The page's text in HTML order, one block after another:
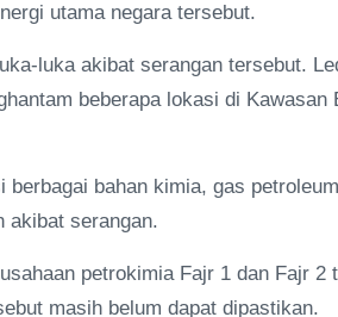
utama negara tersebut.
luka akibat serangan tersebut.
beberapa lokasi di Kawasan
bahan kimia, gas
akibat serangan.
petrokimia Fajr 1 dan Fajr 2
masih belum dapat dipastikan.